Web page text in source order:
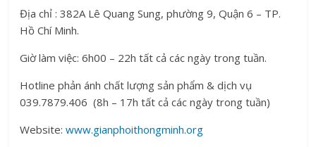
Địa chỉ : 382A Lê Quang Sung, phường 9, Quận 6 – TP.
Hồ Chí Minh.
Giờ làm việc: 6h00 – 22h tất cả các ngày trong tuần.
Hotline phản ánh chất lượng sản phẩm & dịch vụ
039.7879.406 (8h – 17h tất cả các ngày trong tuần)
Website:www.gianphoithongminh.org